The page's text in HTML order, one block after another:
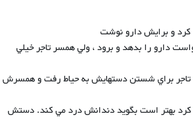
كرد و برايش دارو نوشت
دارو را بدهد و برود ، ولي همسر تاجر خيلي
. تاجر براي شستن دستهايش به حياط رفت و همسرش
كرد بهتر است بگويد دندانش درد مي كند. دستش